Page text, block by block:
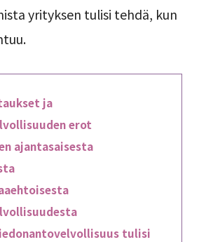
yrityksen tulisi tehdä, kun
ja
erot
ajantasaisesta
tulisi